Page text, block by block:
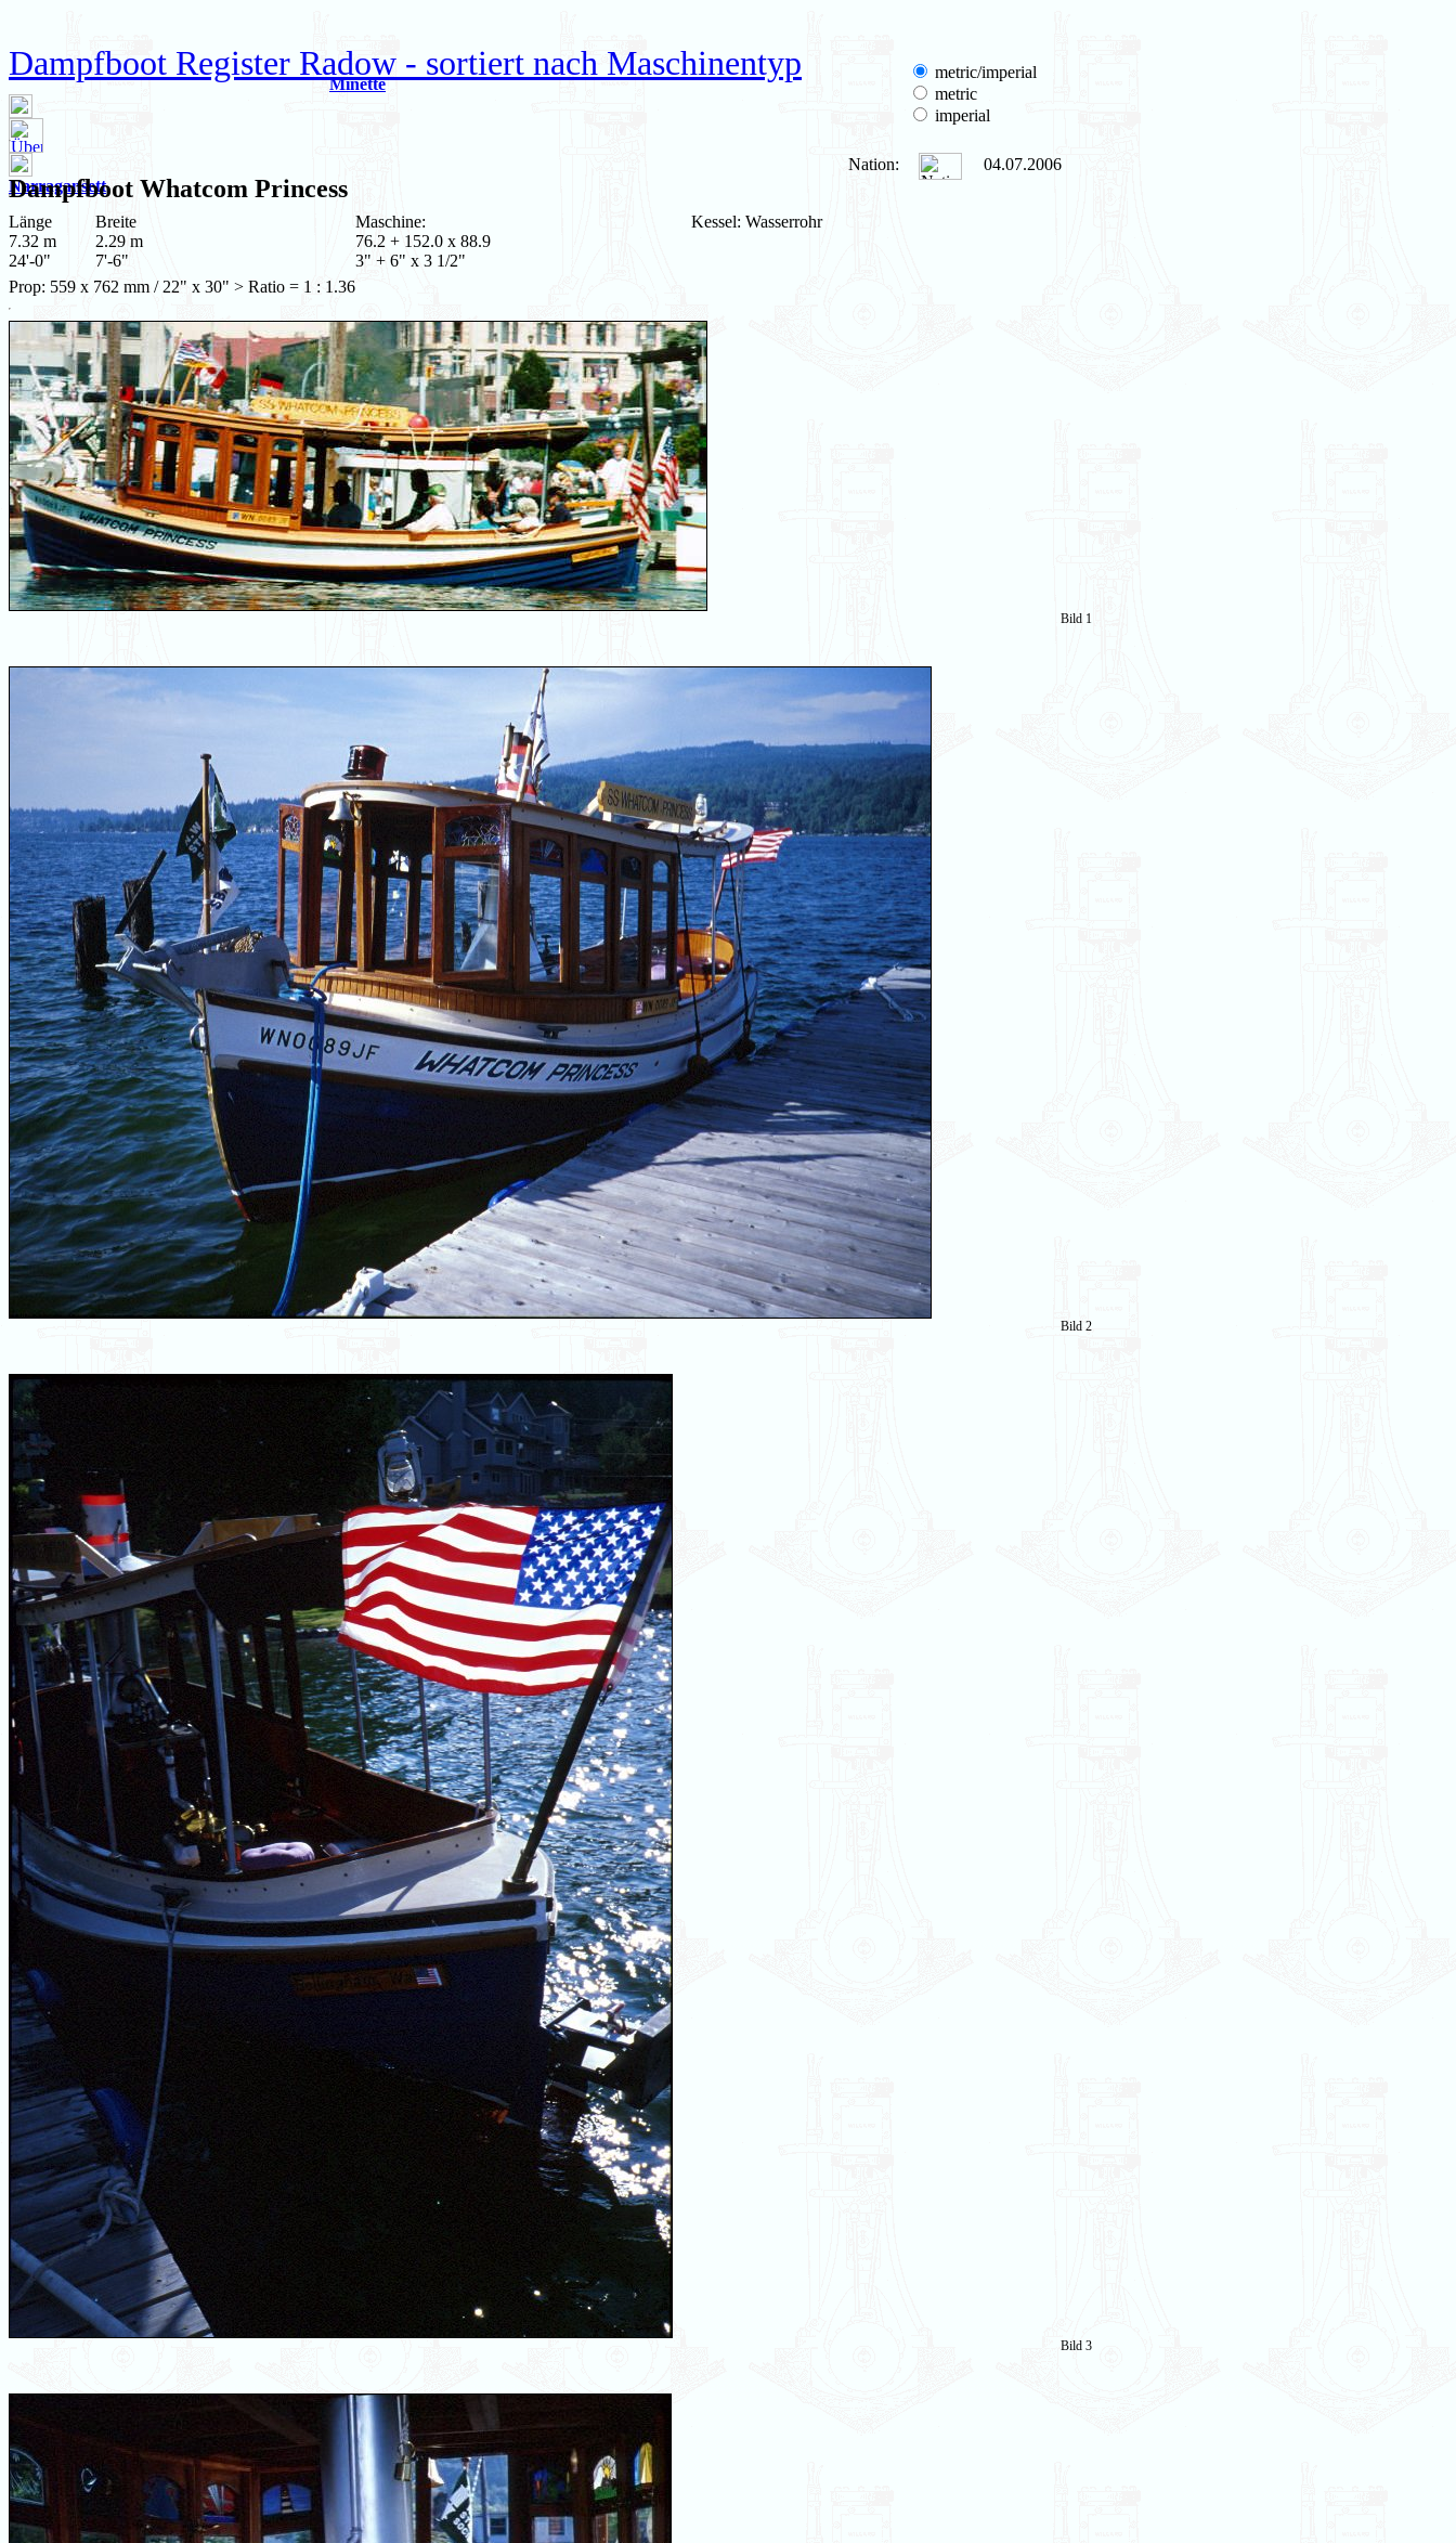
Dampfboot Register Radow - sortiert nach Maschinentyp
Minette
Narragansett
metric/imperial
metric
imperial
Dampfboot Whatcom Princess
Nation: 04.07.2006
Länge
7.32 m
24'-0"
Breite
2.29 m
7'-6"
Maschine:
76.2 + 152.0 x 88.9
3" + 6" x 3 1/2"
Kessel: Wasserrohr
Prop: 559 x 762 mm / 22" x 30" > Ratio = 1 : 1.36
Bild 1
Bild 2
Bild 3